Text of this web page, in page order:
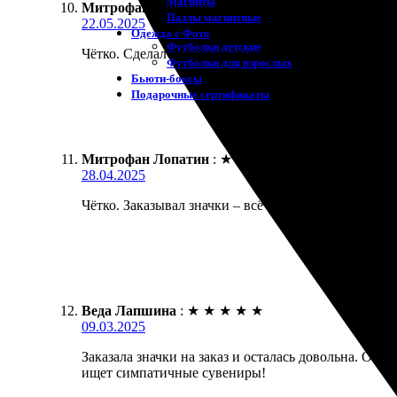
Пазлы магнитные
Одежда с Фото
Футболки детские
Футболки для взрослых
Бьюти-боксы
Подарочные сертификаты
Митрофан Лопатин :
22.05.2025
Чётко. Сделал значки на заказ, скорость
Митрофан Лопатин : ★
28.04.2025
Чётко. Заказывал значки – всё сделали
Веда Лапшина : ★ ★ ★ ★ ★
09.03.2025
Заказала значки на заказ и осталась довольна.
ищет симпатичные сувениры!